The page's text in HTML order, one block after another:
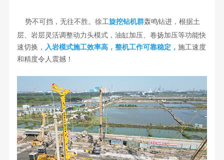
势不可挡，无往不胜。徐工旋挖钻机群轰鸣钻进，根据土
层、岩层灵活调整动力头模式， 油缸加压、卷扬加压等功能快
速切换， 入岩模式施工效率高，整机工作可靠稳定， 施工速度
和精度令人震撼！